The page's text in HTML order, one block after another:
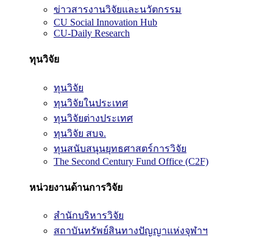
ข่าวสารงานวิจัยและนวัตกรรม
CU Social Innovation Hub
CU-Daily Research
ทุนวิจัย
ทุนวิจัย
ทุนวิจัยในประเทศ
ทุนวิจัยต่างประเทศ
ทุนวิจัย สบจ.
ทุนสนับสนุนยุทธศาสตร์การวิจัย
The Second Century Fund Office (C2F)
หน่วยงานด้านการวิจัย
สำนักบริหารวิจัย
สถาบันทรัพย์สินทางปัญญาแห่งจุฬาฯ